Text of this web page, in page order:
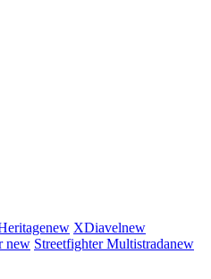
new XDiavelnew
new StreetfighterMultistradanew